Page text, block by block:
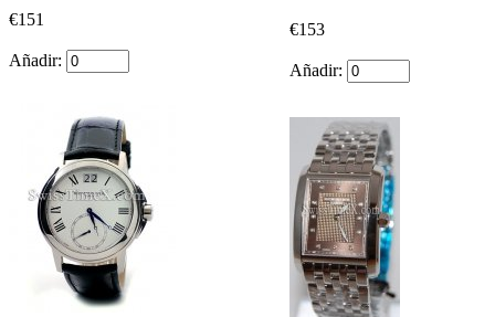
€151
Añadir:
€153
Añadir: